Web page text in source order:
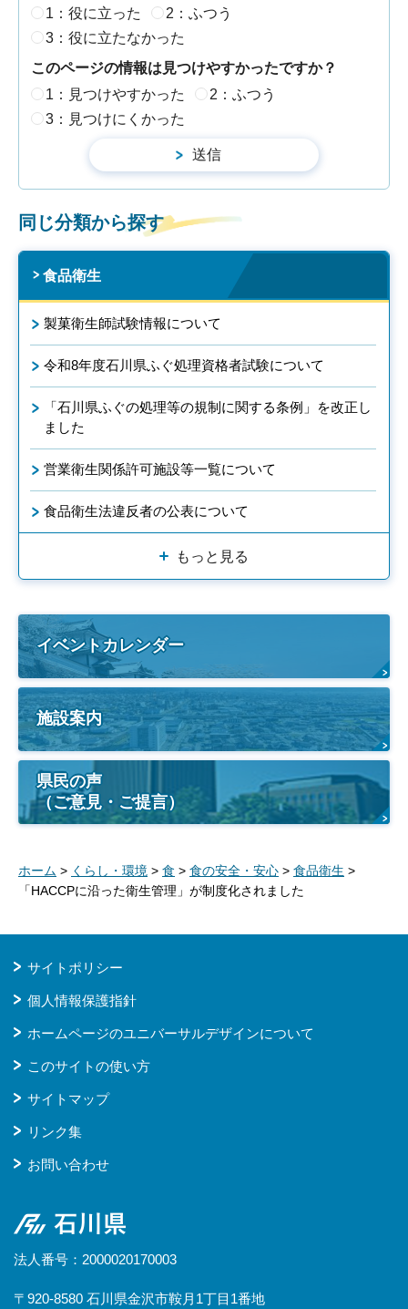
1：役に立った
2：ふつう
3：役に立たなかった
このページの情報は見つけやすかったですか？
1：見つけやすかった
2：ふつう
3：見つけにくかった
同じ分類から探す
食品衛生
製菓衛生師試験情報について
令和8年度石川県ふぐ処理資格者試験について
「石川県ふぐの処理等の規制に関する条例」を改正し
ました
営業衛生関係許可施設等一覧について
食品衛生法違反者の公表について
もっと見る
イベントカレンダー
施設案内
県民の声
（ご意見・ご提言）
ホーム > くらし・環境 > 食 > 食の安全・安心 > 食品衛生 >
「HACCPに沿った衛生管理」が制度化されました
サイトポリシー
個人情報保護指針
ホームページのユニバーサルデザインについて
このサイトの使い方
サイトマップ
リンク集
お問い合わせ
石川県
法人番号：2000020170003
〒920-8580 石川県金沢市鞍月1丁目1番地